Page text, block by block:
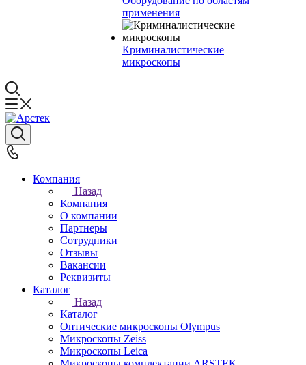
применения
Криминалистические
микроскопы
Компания
Назад
Компания
О компании
Партнеры
Сотрудники
Отзывы
Вакансии
Реквизиты
Каталог
Назад
Каталог
Оптические микроскопы Olympus
Микроскопы Zeiss
Микроскопы Leica